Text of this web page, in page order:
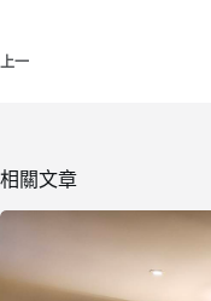
上一
相關文章